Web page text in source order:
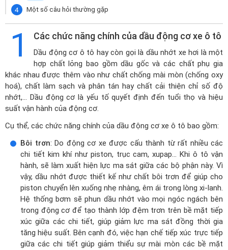
Một số câu hỏi thường gặp
1 Các chức năng chính của dầu động cơ xe ô tô
Dầu động cơ ô tô hay còn gọi là dầu nhớt xe hơi là một
hợp chất lỏng bao gồm dầu gốc và các chất phụ gia
khác nhau được thêm vào như chất chống mài mòn (chống oxy
hoá), chất làm sạch và phân tán hay chất cải thiện chỉ số độ
nhớt,... Dầu động cơ là yếu tố quyết định đến tuổi thọ và hiệu
suất vận hành của động cơ.
Cụ thể, các chức năng chính của dầu động cơ xe ô tô bao gồm:
Bôi trơn: Do động cơ xe được cấu thành từ rất nhiều các
chi tiết kim khí như piston, trục cam, xupap… Khi ô tô vận
hành, sẽ làm xuất hiện lực ma sát giữa các bộ phận này. Vì
vậy, dầu nhớt được thiết kế như chất bôi trơn để giúp cho
piston chuyển lên xuống nhẹ nhàng, êm ái trong lòng xi-lanh.
Hệ thống bơm sẽ phun dầu nhớt vào mọi ngóc ngách bên
trong động cơ để tạo thành lớp đệm trơn trên bề mặt tiếp
xúc giữa các chi tiết, giúp giảm lực ma sát đồng thời gia
tăng hiệu suất. Bên cạnh đó, việc hạn chế tiếp xúc trực tiếp
giữa các chi tiết giúp giảm thiểu sự mài mòn các bề mặt